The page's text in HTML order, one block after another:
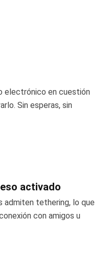
electrónico en cuestión
Sin esperas, sin
activado
admiten tethering, lo que
con amigos u